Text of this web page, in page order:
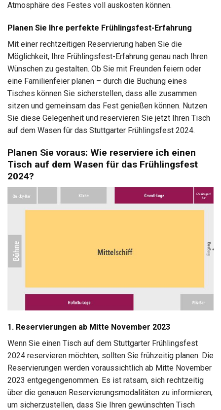
Atmosphäre des Festes voll auskosten können.
Planen Sie Ihre perfekte Frühlingsfest-Erfahrung
Mit einer rechtzeitigen Reservierung haben Sie die
Möglichkeit, Ihre Frühlingsfest-Erfahrung genau nach Ihren
Wünschen zu gestalten. Ob Sie mit Freunden feiern oder
eine Familienfeier planen – durch die Buchung eines
Tisches können Sie sicherstellen, dass alle zusammen
sitzen und gemeinsam das Fest genießen können. Nutzen
Sie diese Gelegenheit und reservieren Sie jetzt Ihren Tisch
auf dem Wasen für das Stuttgarter Frühlingsfest 2024.
Planen Sie voraus: Wie reserviere ich einen
Tisch auf dem Wasen für das Frühlingsfest
2024?
1. Reservierungen ab Mitte November 2023
Wenn Sie einen Tisch auf dem Stuttgarter Frühlingsfest
2024 reservieren möchten, sollten Sie frühzeitig planen. Die
Reservierungen werden voraussichtlich ab Mitte November
2023 entgegengenommen. Es ist ratsam, sich rechtzeitig
über die genauen Reservierungsmodalitäten zu informieren,
um sicherzustellen, dass Sie Ihren gewünschten Tisch